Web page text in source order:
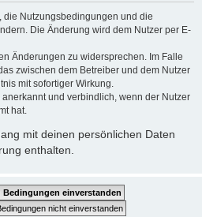
die Nutzungsbedingungen und die
Die Änderung wird dem Nutzer per E-
Änderungen zu widersprechen. Im Falle
zwischen dem Betreiber und dem Nutzer
mit sofortiger Wirkung.
und verbindlich, wenn der Nutzer
hat.
mit deinen persönlichen Daten
enthalten.